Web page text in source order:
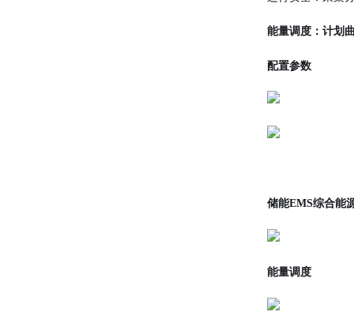
能量调度：计划
配置参数
储能EMS综合能
能量调度